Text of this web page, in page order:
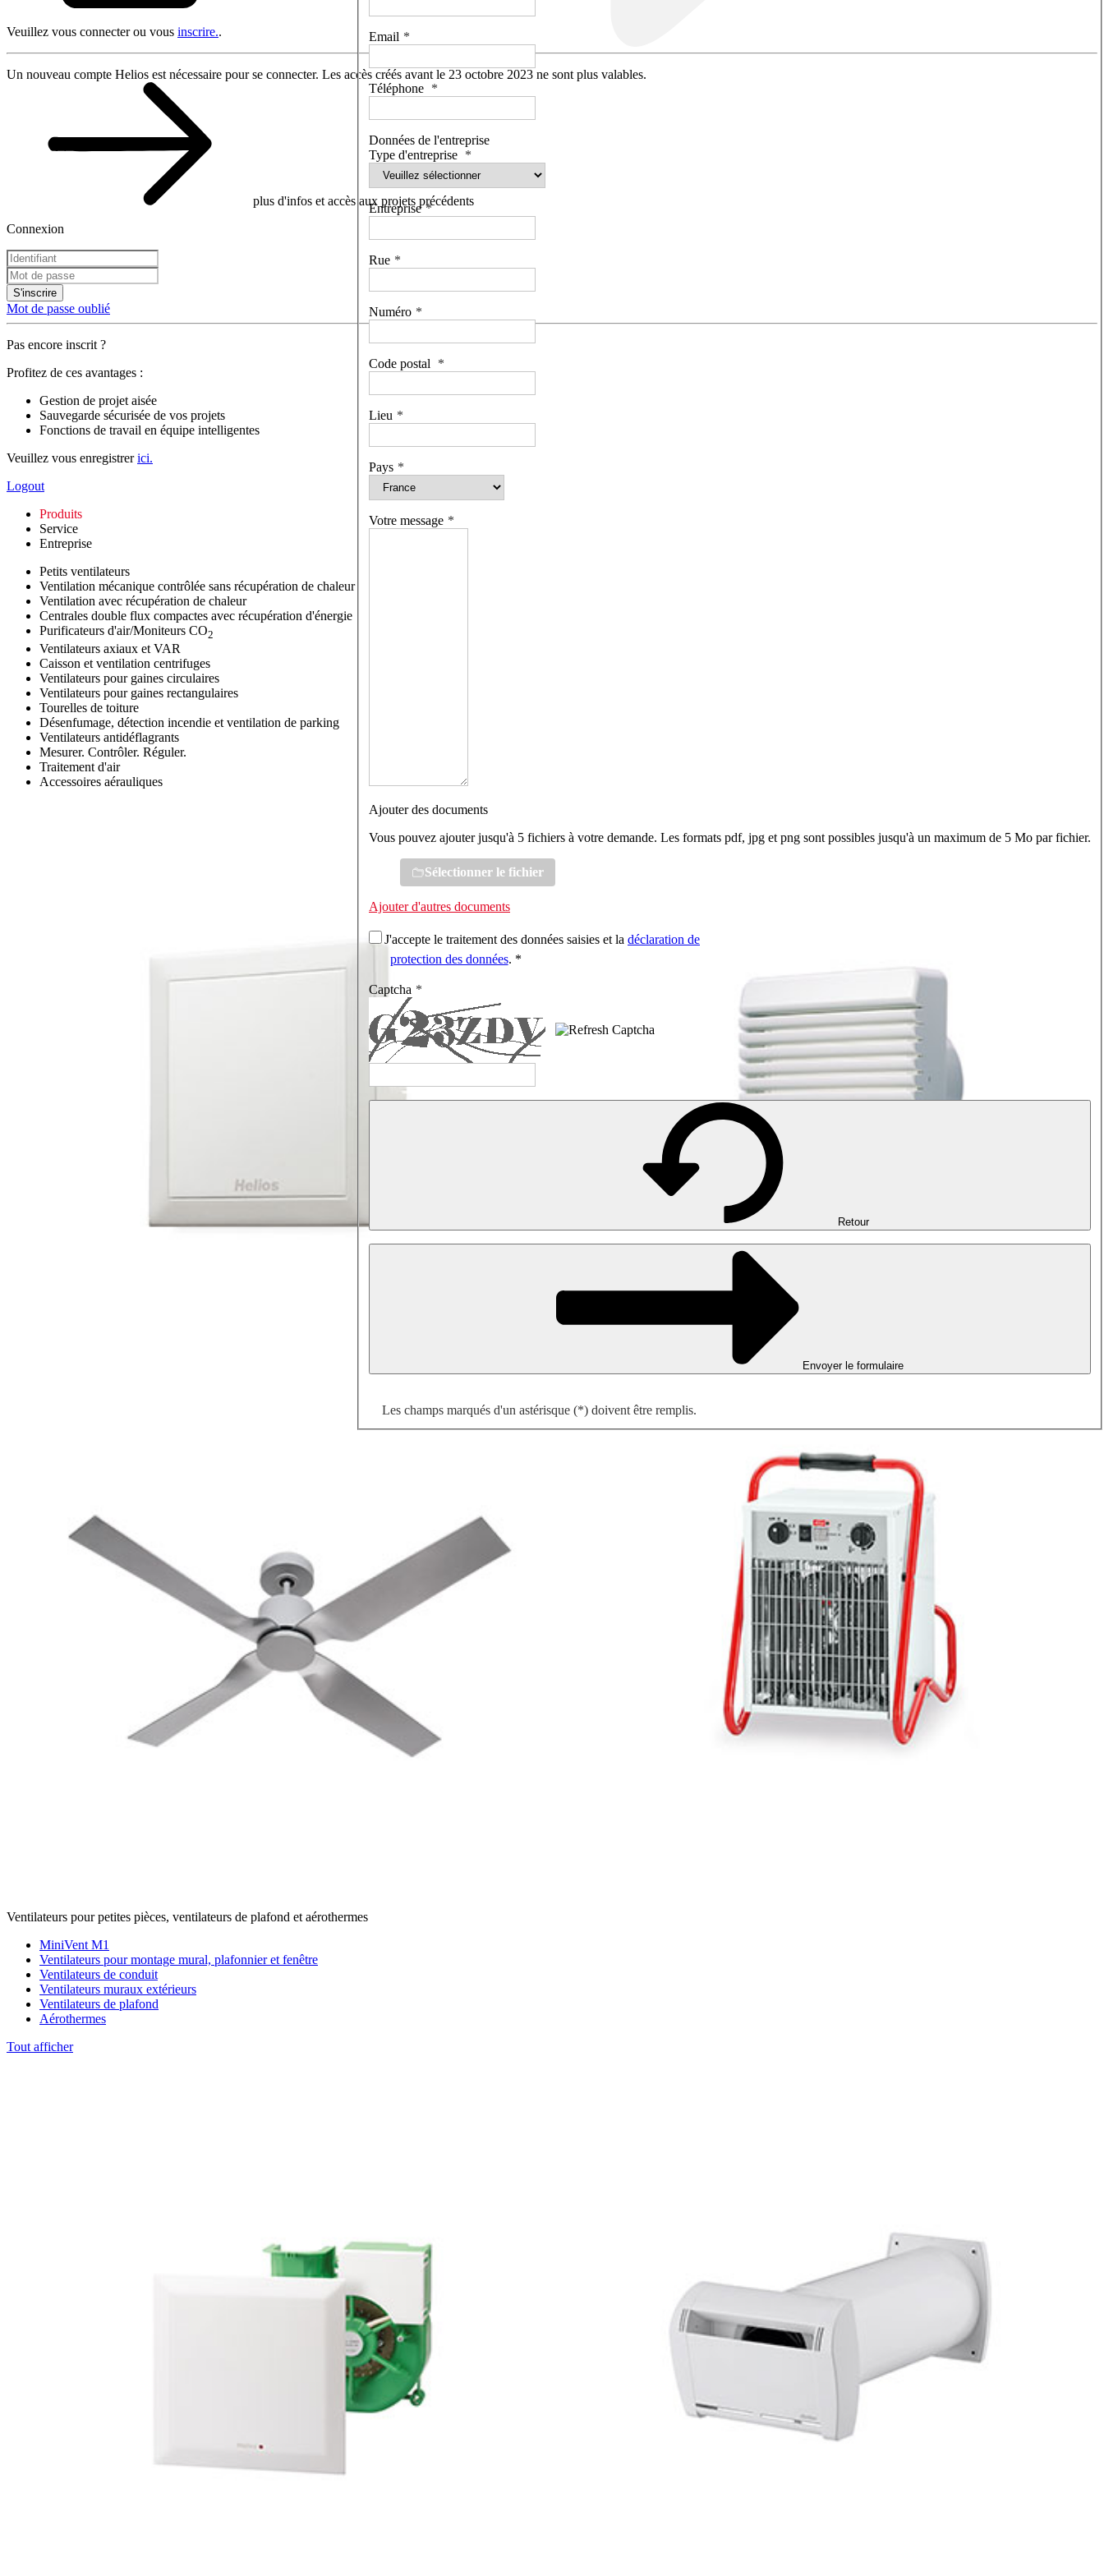
Veuillez vous connecter ou vous inscrire..
Un nouveau compte Helios est nécessaire pour se connecter. Les accès créés avant le 23 octobre 2023 ne sont plus valables.
plus d'infos et accès aux projets précédents
Connexion
S'inscrire
Mot de passe oublié
Pas encore inscrit ?
Profitez de ces avantages :
Gestion de projet aisée
Sauvegarde sécurisée de vos projets
Fonctions de travail en équipe intelligentes
Veuillez vous enregistrerici.
Logout
Produits
Service
Entreprise
Petits ventilateurs
Ventilation mécanique contrôlée sans récupération de chaleur
Ventilation avec récupération de chaleur
Centrales double flux compactes avec récupération d'énergie
Purificateurs d'air/Moniteurs CO2
Ventilateurs axiaux et VAR
Caisson et ventilation centrifuges
Ventilateurs pour gaines circulaires
Ventilateurs pour gaines rectangulaires
Tourelles de toiture
Désenfumage, détection incendie et ventilation de parking
Ventilateurs antidéflagrants
Mesurer. Contrôler. Réguler.
Traitement d'air
Accessoires aérauliques
Ventilateurs pour petites pièces, ventilateurs de plafond et aérothermes
MiniVent M1
Ventilateurs pour montage mural, plafonnier et fenêtre
Ventilateurs de conduit
Ventilateurs muraux extérieurs
Ventilateurs de plafond
Aérothermes
Tout afficher
Email
Téléphone
Données de l'entreprise
Type d'entreprise
Entreprise
Rue
Numéro
Code postal
Lieu
Pays
Votre message
Ajouter des documents
Vous pouvez ajouter jusqu'à 5 fichiers à votre demande. Les formats pdf, jpg et png sont possibles jusqu'à un maximum de 5 Mo par fichier.
Sélectionner le fichier
Ajouter d'autres documents
J'accepte le traitement des données saisies et la déclaration de
protection des données. *
Captcha
Retour
Envoyer le formulaire
Les champs marqués d'un astérisque (*) doivent être remplis.